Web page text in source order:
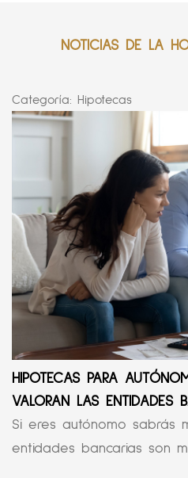
NOTICIAS DE LA
Categoría: Hipotecas
HIPOTECAS PARA
VALORAN LAS ENTIDADES
Si eres autónomo sabrás
entidades bancarias son